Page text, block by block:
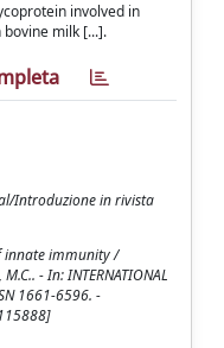
involved in
milk [...].
Introduzione in rivista
innate immunity /
- In: INTERNATIONAL
1661-6596. -